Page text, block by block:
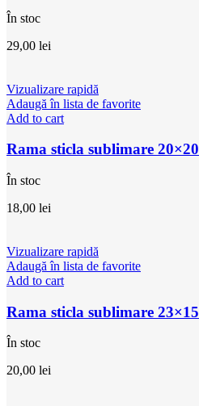
În stoc
29,00 lei
Vizualizare rapidă
Adaugă în lista de favorite
Add to cart
Rama sticla sublimare 20×20
În stoc
18,00 lei
Vizualizare rapidă
Adaugă în lista de favorite
Add to cart
Rama sticla sublimare 23×15
În stoc
20,00 lei